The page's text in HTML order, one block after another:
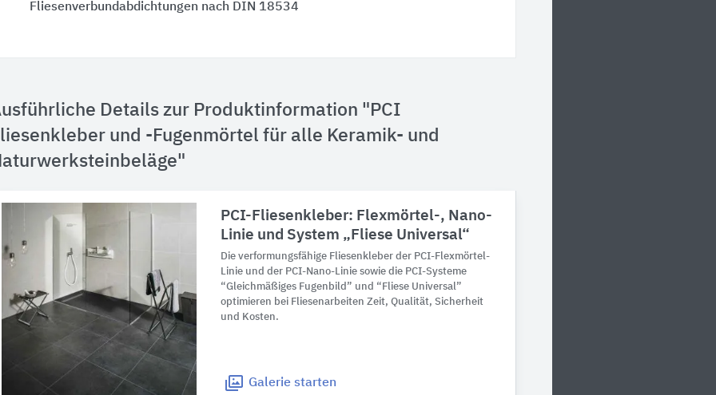
Fliesenverbundabdichtungen nach DIN 18534
Details zur Produktinformation "PCI
und -Fugenmörtel für alle Keramik- und
PCI-Fliesenkleber: Flexmörtel-, Nano-
Linie und System „Fliese Universal“
Die verformungsfähige Fliesenkleber der PCI-Flexmörtel-
Linie und der PCI-Nano-Linie sowie die PCI-Systeme
“Gleichmäßiges Fugenbild” und “Fliese Universal”
optimieren bei Fliesenarbeiten Zeit, Qualität, Sicherheit
und Kosten.
Galerie starten